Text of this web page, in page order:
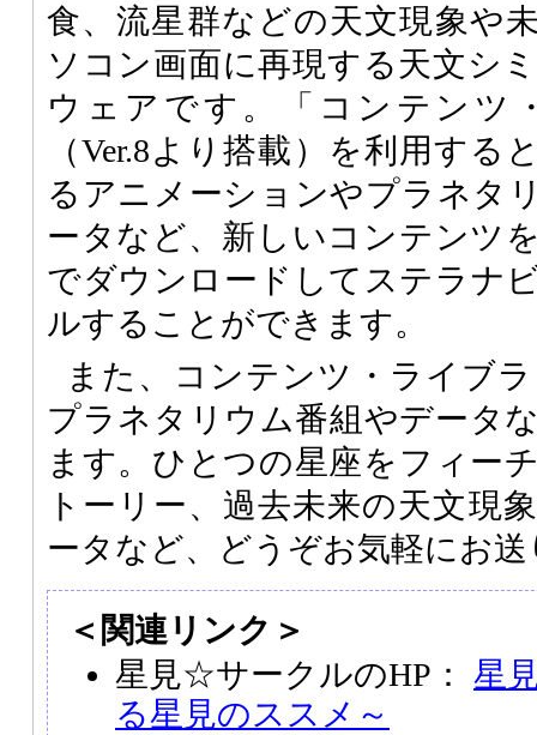
食、流星群などの天文現象や
ソコン画面に再現する天文シ
ウェアです。「コンテンツ
（Ver.8より搭載）を利用する
るアニメーションやプラネタ
ータなど、新しいコンテンツ
でダウンロードしてステラナ
ルすることができます。
また、コンテンツ・ライブ
プラネタリウム番組やデータ
ます。ひとつの星座をフィー
トーリー、過去未来の天文現
ータなど、どうぞお気軽にお
＜関連リンク＞
星見☆サークルのHP： 星
る星見のススメ～